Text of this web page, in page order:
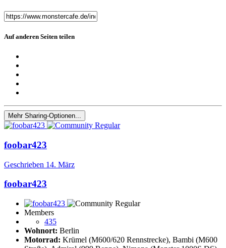
Auf anderen Seiten teilen
Mehr Sharing-Optionen...
foobar423
Geschrieben 14. März
foobar423
Members
435
Wohnort: Berlin
Motorrad: Krümel (M600/620 Rennstrecke), Bambi (M600